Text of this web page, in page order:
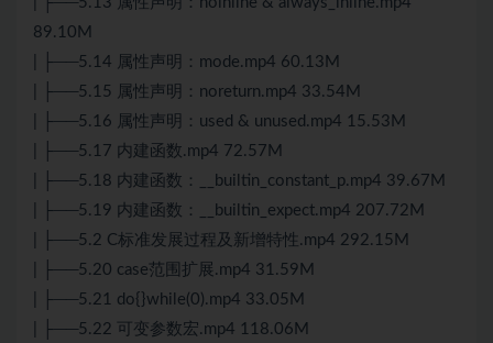
89.10M
| ├──5.14 属性声明：mode.mp4 60.13M
| ├──5.15 属性声明：noreturn.mp4 33.54M
| ├──5.16 属性声明：used & unused.mp4 15.53M
| ├──5.17 内建函数.mp4 72.57M
| ├──5.18 内建函数：__builtin_constant_p.mp4 39.67M
| ├──5.19 内建函数：__builtin_expect.mp4 207.72M
| ├──5.2 C标准发展过程及新增特性.mp4 292.15M
| ├──5.20 case范围扩展.mp4 31.59M
| ├──5.21 do{}while(0).mp4 33.05M
| ├──5.22 可变参数宏.mp4 118.06M